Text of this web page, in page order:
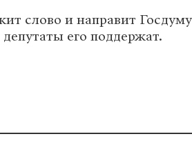
слово и направит Госдуму
его поддержат.